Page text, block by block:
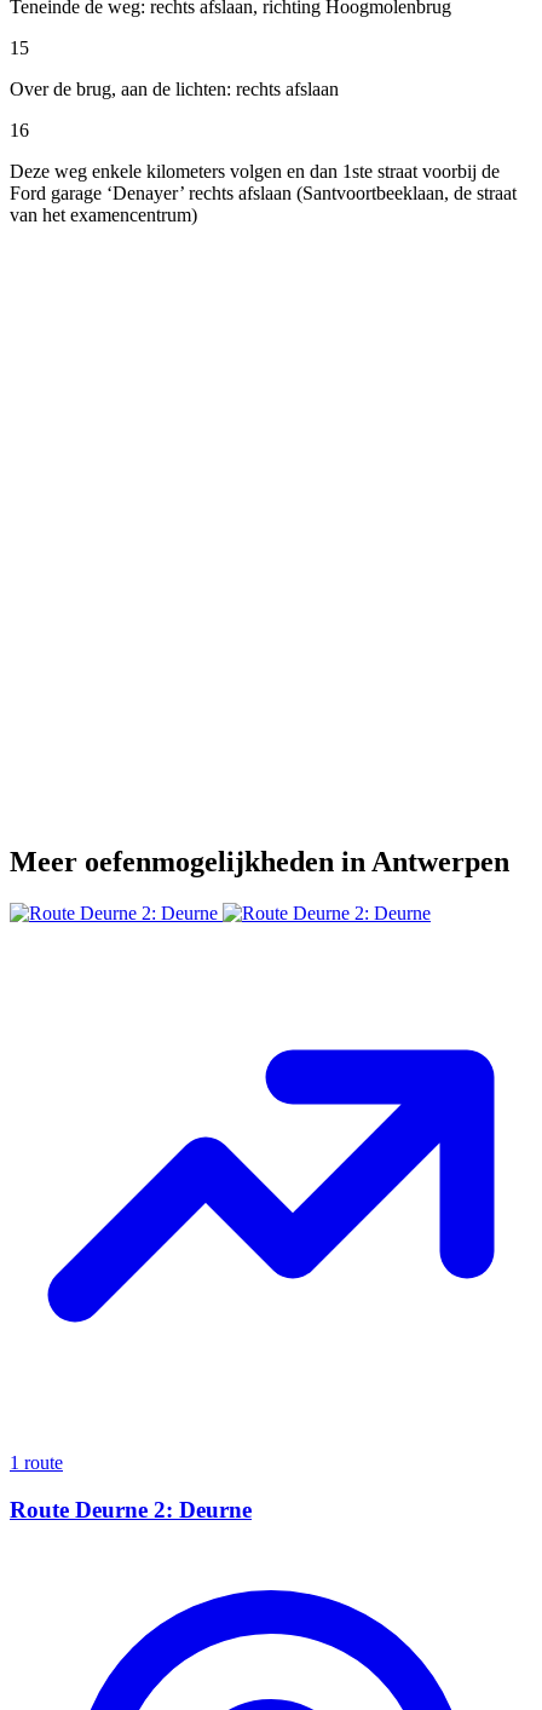
Teneinde de weg: rechts afslaan, richting Hoogmolenbrug
15
Over de brug, aan de lichten: rechts afslaan
16
Deze weg enkele kilometers volgen en dan 1ste straat voorbij de
Ford garage ‘Denayer’ rechts afslaan (Santvoortbeeklaan, de straat
van het examencentrum)
Meer oefenmogelijkheden in Antwerpen
1 route
Route Deurne 2: Deurne